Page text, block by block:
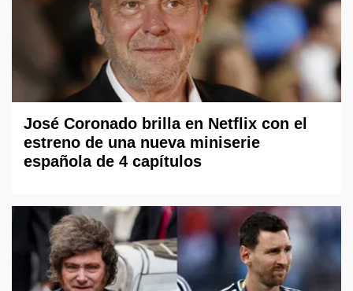
José Coronado brilla en Netflix con el
estreno de una nueva miniserie
española de 4 capítulos